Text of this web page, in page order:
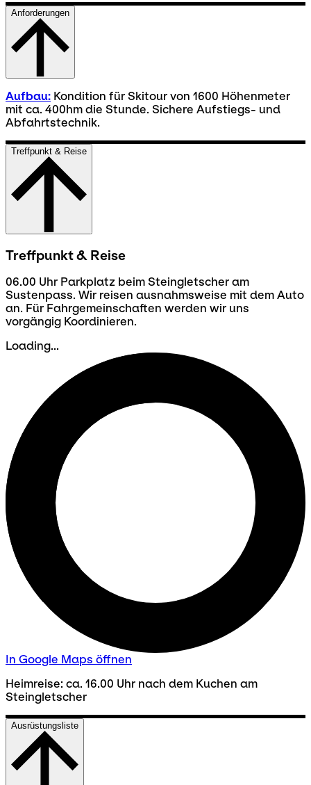
Anforderungen
Aufbau: Kondition für Skitour von 1600 Höhenmeter
mit ca. 400hm die Stunde. Sichere Aufstiegs- und
Abfahrtstechnik.
Treffpunkt & Reise
Treffpunkt & Reise
06.00 Uhr Parkplatz beim Steingletscher am
Sustenpass. Wir reisen ausnahmsweise mit dem Auto
an. Für Fahrgemeinschaften werden wir uns
vorgängig Koordinieren.
Loading...
In Google Maps öffnen
Heimreise: ca. 16.00 Uhr nach dem Kuchen am
Steingletscher
Ausrüstungsliste